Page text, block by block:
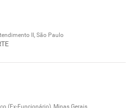
II, São Paulo
(Ex-Funcionário), Minas Gerais